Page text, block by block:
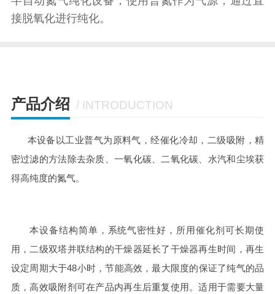
接脱氧化进行纯化。
产品介绍 / INTRODUCTION
本设备以工业普气为原料气，经催化冷却，二级吸附，精
密过滤的方法除去杂质、一氧化碳、二氧化碳、水汽和尘埃获
得高纯度的氮气。
本设备结构简单，系统气密性好，所用催化剂可长期使
用，二级双塔并联结构的干燥器延长了干燥器再生时间，再生
设定周期大于48小时，节能高效，最大限度的保证了纯气的品
质，高效吸附剂可在产品内再生后重复使用。适用于需要大量